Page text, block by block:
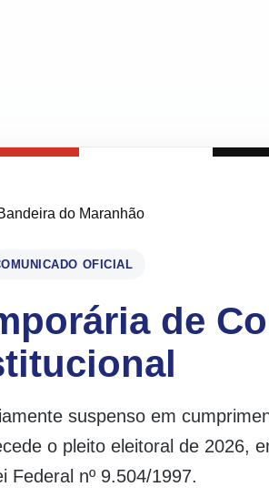
OFICIAL
de
suspenso em
o pleito eleitoral de 2026,
Federal nº 9.504/1997.